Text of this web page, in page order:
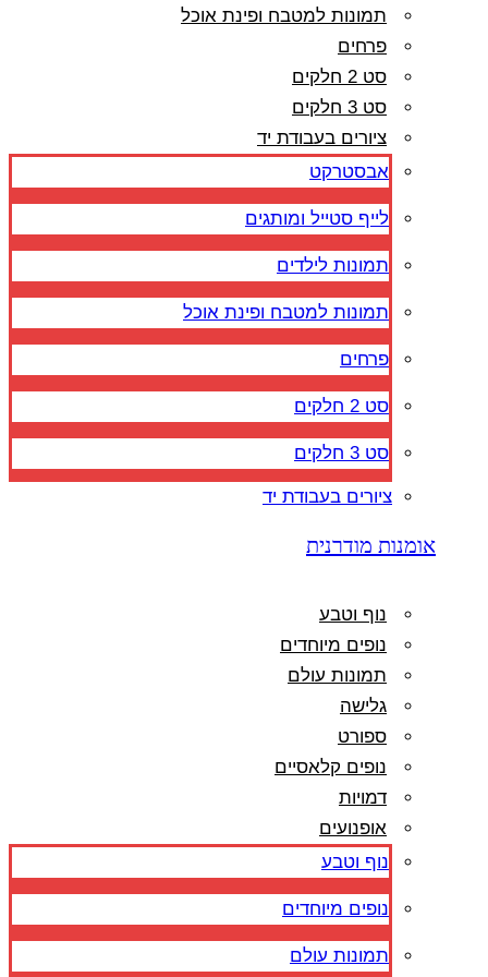
תמונות למטבח ופינת אוכל
פרחים
סט 2 חלקים
סט 3 חלקים
ציורים בעבודת יד
אבסטרקט
לייף סטייל ומותגים
תמונות לילדים
תמונות למטבח ופינת אוכל
פרחים
סט 2 חלקים
סט 3 חלקים
ציורים בעבודת יד
אומנות מודרנית
נוף וטבע
נופים מיוחדים
תמונות עולם
גלישה
ספורט
נופים קלאסיים
דמויות
אופנועים
נוף וטבע
נופים מיוחדים
תמונות עולם